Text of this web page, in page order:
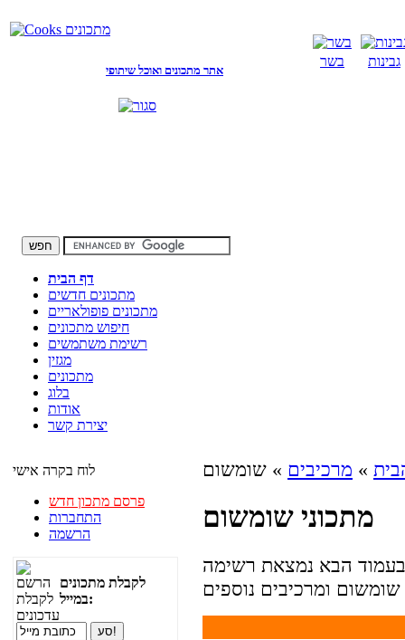
אתר מתכונים ואוכל שיתופי
בשר גבינות
דף הבית
מתכונים חדשים
מתכונים פופולאריים
חיפוש מתכונים
רשימת משתמשים
מגזין
מתכונים
בלוג
אודות
יצירת קשר
לוח בקרה אישי
פרסם מתכון חדש
התחברות
הרשמה
לקבלת מתכונים
במייל:
» מרכיבים » שומשום
מתכוני שומשום
הבא נמצאת רשימה